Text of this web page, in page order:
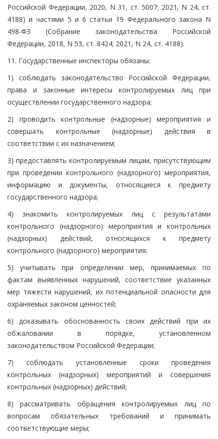
Российской Федерации, 2020, N 31, ст. 5007; 2021, N 24, ст.
4188) и частями 5 и 6 статьи 19 Федерального закона N
498-ФЗ (Собрание законодательства Российской
Федерации, 2018, N 53, ст. 8424; 2021, N 24, ст. 4188).
11. Государственные инспекторы обязаны:
1) соблюдать законодательство Российской Федерации,
права и законные интересы контролируемых лиц при
осуществлении государственного надзора;
2) проводить контрольные (надзорные) мероприятия и
совершать контрольные (надзорные) действия в
соответствии с их назначением;
3) предоставлять контролируемым лицам, присутствующим
при проведении контрольного (надзорного) мероприятия,
информацию и документы, относящиеся к предмету
государственного надзора;
4) знакомить контролируемых лиц с результатами
контрольного (надзорного) мероприятия и контрольных
(надзорных) действий, относящихся к предмету
контрольного (надзорного) мероприятия;
5) учитывать при определении мер, принимаемых по
фактам выявленных нарушений, соответствие указанных
мер тяжести нарушений, их потенциальной опасности для
охраняемых законом ценностей;
6) доказывать обоснованность своих действий при их
обжаловании в порядке, установленном
законодательством Российской Федерации;
7) соблюдать установленные сроки проведения
контрольных (надзорных) мероприятий и совершения
контрольных (надзорных) действий;
8) рассматривать обращения контролируемых лиц по
вопросам обязательных требований и принимать
соответствующие меры;